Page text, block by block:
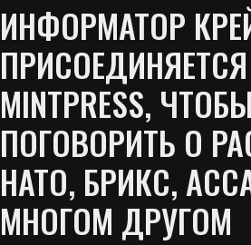
ИНФОРМАТОР
MINTPRESS, ЧТОБЫ
ПОГОВОРИТЬ О
НАТО, БРИКС,
МНОГОМ ДРУГОМ